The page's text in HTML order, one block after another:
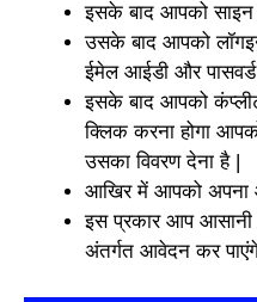
इसके बाद आपको साइन
उसके बाद आपको
ईमेल आईडी और पासवर्ड
इसके बाद आपको
क्लिक करना होगा
उसका विवरण देना है |
आखिर में आपको अपना
इस प्रकार आप
अंतर्गत आवेदन कर